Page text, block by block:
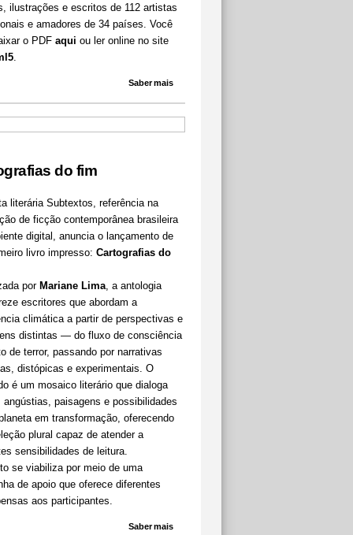
ilustrações e escritos de 112 artistas
e amadores de 34 países. Você
o PDF aqui ou ler online no site
.
Saber mais
do fim
literária Subtextos, referência na
de ficção contemporânea brasileira
digital, anuncia o lançamento de
livro impresso: Cartografias do
por Mariane Lima, a antologia
escritores que abordam a
climática a partir de perspectivas e
distintas — do fluxo de consciência
de terror, passando por narrativas
distópicas e experimentais. O
é um mosaico literário que dialoga
angústias, paisagens e possibilidades
em transformação, oferecendo
plural capaz de atender a
sensibilidades de leitura.
se viabiliza por meio de uma
de apoio que oferece diferentes
aos participantes.
Saber mais